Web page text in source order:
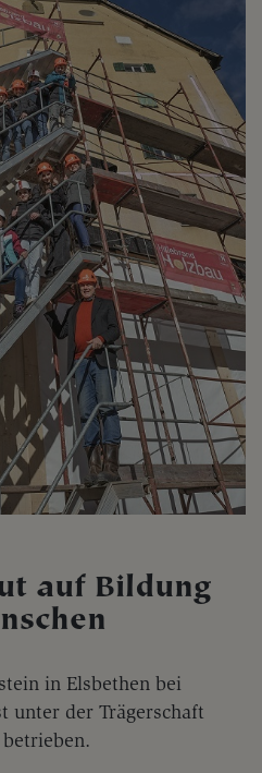
auf Bildung
in Elsbethen bei
unter der Trägerschaft